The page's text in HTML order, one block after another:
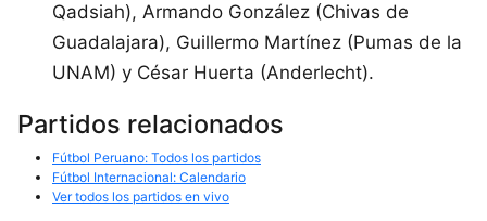
Qadsiah), Armando González (Chivas de
Guadalajara), Guillermo Martínez (Pumas de la
UNAM) y César Huerta (Anderlecht).
Partidos relacionados
Fútbol Peruano: Todos los partidos
Fútbol Internacional: Calendario
Ver todos los partidos en vivo